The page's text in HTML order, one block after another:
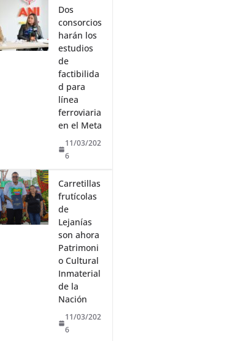
Dos
consorcios
harán los
estudios
de
factibilida
d para
línea
ferroviaria
en el Meta
11/03/202
6
Carretillas
frutícolas
de
Lejanías
son ahora
Patrimoni
o Cultural
Inmaterial
de la
Nación
11/03/202
6